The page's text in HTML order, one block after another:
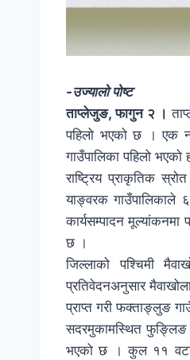
-उज्यालो पोष्ट
ताप्लेजुङ, फागुन २ ।
पहिलो भएको छ । एक
गाउँपालिका पहिलो भएको
राष्ट्रिय प्राकृतिक
याङ्वरक गाउँपालिकाले
कार्यसम्पादन
छ ।
जिल्लाको पश्चिमी
प्रतिवेदनअनुसार
प्राप्त गरी फक्ताङ्लुङ
सदरमुकामस्थित फुङ्लिङ
भएको छ । कुल ११ वटा